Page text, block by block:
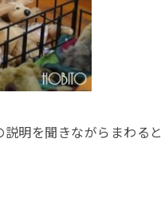
明を聞きながらまわると